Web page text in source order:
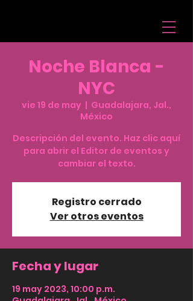
Noche Blanca -
NYC
vie 19 de may
  |
Guadalajara, Jal.,
México
Descripción del evento. Haz clic aquí
para abrir el Editor de eventos y
cambiar el texto.
Registro cerrado
Ver otros eventos
Fecha y lugar
19 may 2023, 10:00 p.m.